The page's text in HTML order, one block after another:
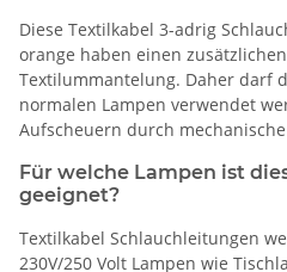
Diese Textilkabel 3-adrig
orange haben einen
Textilummantelung. Daher darf
normalen Lampen verwendet
Aufscheuern durch
Für welche Lampen ist
geeignet?
Textilkabel Schlauchleitungen
230V/250 Volt Lampen wie